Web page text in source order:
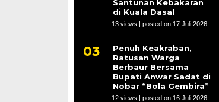
Santunan Kebakaran
di Kuala Dasal
13 views | posted on 17 Juli 2026
Penuh Keakraban,
Ratusan Warga
Berbaur Bersama
Bupati Anwar Sadat di
Nobar “Bola Gembira”
12 views | posted on 16 Juli 2026